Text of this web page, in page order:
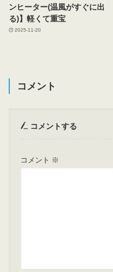
ンヒーター(温風がすぐに出
る)】軽くて重宝
2025-11-20
コメント
コメントする
コメント ※